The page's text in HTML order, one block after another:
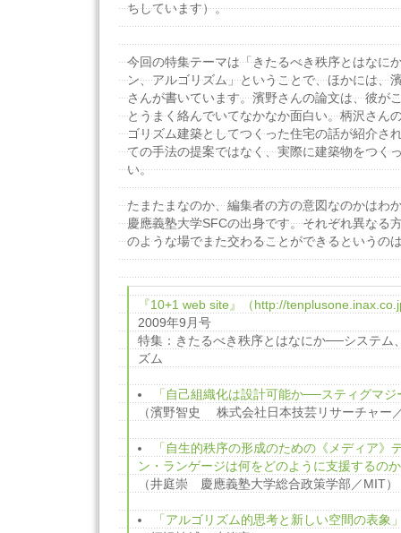
ちしています）。
今回の特集テーマは「きたるべき秩序とはなに
ン、アルゴリズム」ということで、ほかには、
さんが書いています。濱野さんの論文は、彼が
とうまく絡んでいてなかなか面白い。柄沢さん
ゴリズム建築としてつくった住宅の話が紹介さ
ての手法の提案ではなく、実際に建築物をつく
い。
たまたまなのか、編集者の方の意図なのかはわ
慶應義塾大学SFCの出身です。それぞれ異なる
のような場でまた交わることができるというの
『10+1 web site』（http://
2009年9月号
特集：きたるべき秩序とはなにか──システム
ズム
「自己組織化は設計可能か──スティグマ
（濱野智史 株式会社日本技芸リサーチャー
「自生的秩序の形成のための《メディア》
ン・ランゲージは何をどのように支援するの
（井庭崇 慶應義塾大学総合政策学部／MIT）
「アルゴリズム的思考と新しい空間の表象